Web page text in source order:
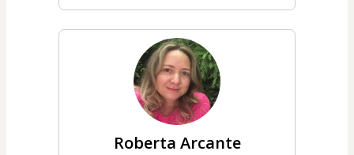
Roberta Arcante